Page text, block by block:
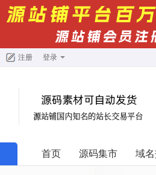
注册 登录
首页 源码集市 域